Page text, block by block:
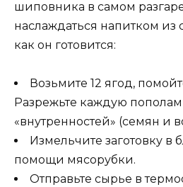
шиповника в самом
наслаждаться напитком из
как он готовится:
Возьмите 12 ягод,
Разрежьте каждую
«внутренностей» (семян и
Измельчите заготовку в
помощи мясорубки.
Отправьте сырье в